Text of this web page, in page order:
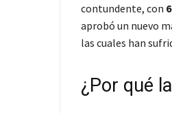
contundente, con
aprobó un nuevo
las cuales han
¿Por qué